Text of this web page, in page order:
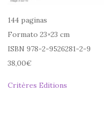
144 paginas
Formato 23×23 cm
ISBN 978-2-9526281-2-9
38,00€
Critères Editions